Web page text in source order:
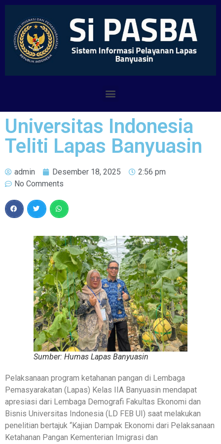
Universitas Indonesia
Teliti Lapas Banyuasin
admin Desember 18, 2025
2:56 pm
No Comments
Sumber: Humas Lapas Banyuasin
Pelaksanaan program ketahanan pangan di Lembaga
Pemasyarakatan (Lapas) Kelas IIA Banyuasin mendapat
apresiasi dari Lembaga Demografi Fakultas Ekonomi dan
Bisnis Universitas Indonesia (LD FEB UI) saat melakukan
penelitian bertajuk “Kajian Dampak Ekonomi dari Pelaksanaan
Ketahanan Pangan Kementerian Imigrasi dan